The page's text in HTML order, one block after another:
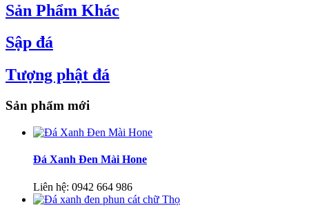
Sản Phẩm Khác
Sập đá
Tượng phật đá
Sản phẩm mới
Đá Xanh Đen Mài Hone
Liên hệ: 0942 664 986